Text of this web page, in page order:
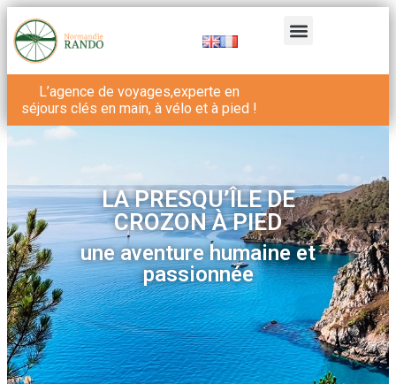
L’agence de voyages,experte en
séjours clés en main, à vélo et à pied !
LA PRESQU’ÎLE DE
CROZON À PIED
une aventure humaine et
passionnée